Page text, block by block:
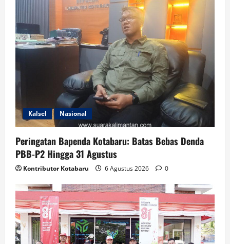
Kalsel Nasional
Peringatan Bapenda Kotabaru: Batas Bebas Denda
PBB-P2 Hingga 31 Agustus
Kontributor Kotabaru 6 Agustus 2026 0